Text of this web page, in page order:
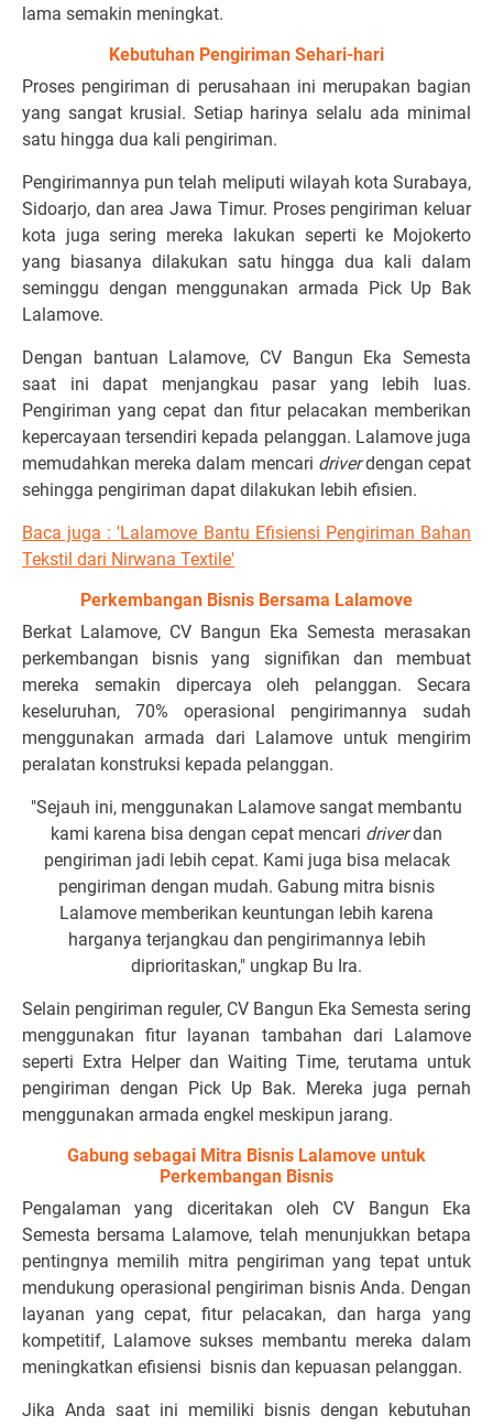
lama semakin meningkat.
Kebutuhan Pengiriman Sehari-hari
Proses pengiriman di perusahaan ini merupakan bagian
yang sangat krusial. Setiap harinya selalu ada minimal
satu hingga dua kali pengiriman.
Pengirimannya pun telah meliputi wilayah kota Surabaya,
Sidoarjo, dan area Jawa Timur. Proses pengiriman keluar
kota juga sering mereka lakukan seperti ke Mojokerto
yang biasanya dilakukan satu hingga dua kali dalam
seminggu dengan menggunakan armada Pick Up Bak
Lalamove.
Dengan bantuan Lalamove, CV Bangun Eka Semesta
saat ini dapat menjangkau pasar yang lebih luas.
Pengiriman yang cepat dan fitur pelacakan memberikan
kepercayaan tersendiri kepada pelanggan. Lalamove juga
memudahkan mereka dalam mencari driverdengan cepat
sehingga pengiriman dapat dilakukan lebih efisien.
Baca juga : 'Lalamove Bantu Efisiensi Pengiriman Bahan
Tekstil dari Nirwana Textile'
Perkembangan Bisnis Bersama Lalamove
Berkat Lalamove, CV Bangun Eka Semesta merasakan
perkembangan bisnis yang signifikan dan membuat
mereka semakin dipercaya oleh pelanggan. Secara
keseluruhan, 70% operasional pengirimannya sudah
menggunakan armada dari Lalamove untuk mengirim
peralatan konstruksi kepada pelanggan.
"Sejauh ini, menggunakan Lalamove sangat membantu
kami karena bisa dengan cepat mencari driverdan
pengiriman jadi lebih cepat. Kami juga bisa melacak
pengiriman dengan mudah. Gabung mitra bisnis
Lalamove memberikan keuntungan lebih karena
harganya terjangkau dan pengirimannya lebih
diprioritaskan," ungkap Bu Ira.
Selain pengiriman reguler, CV Bangun Eka Semesta sering
menggunakan fitur layanan tambahan dari Lalamove
seperti Extra Helper dan Waiting Time, terutama untuk
pengiriman dengan Pick Up Bak. Mereka juga pernah
menggunakan armada engkel meskipun jarang.
Gabung sebagai Mitra Bisnis Lalamove untuk
Perkembangan Bisnis
Pengalaman yang diceritakan oleh CV Bangun Eka
Semesta bersama Lalamove, telah menunjukkan betapa
pentingnya memilih mitra pengiriman yang tepat untuk
mendukung operasional pengiriman bisnis Anda. Dengan
layanan yang cepat, fitur pelacakan, dan harga yang
kompetitif, Lalamove sukses membantu mereka dalam
meningkatkan efisiensi bisnis dan kepuasan pelanggan.
Jika Anda saat ini memiliki bisnis dengan kebutuhan